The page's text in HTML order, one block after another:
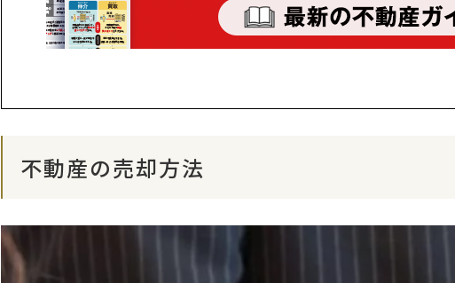
不動産の売却方法